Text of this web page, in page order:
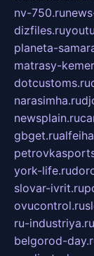
nv-750.ru
dizfiles.ru
planeta-
matrasy-
dotcustoms.ru
narasimha.ru
newsplain.ru
gbget.ru
york-life.ru
slovar-ivrit.ru
ovucontrol.ru
ru-industriya.ru
belgorod-